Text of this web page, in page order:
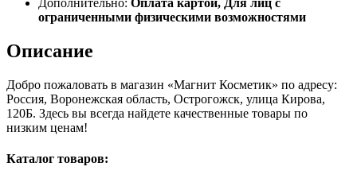
ограниченными физическими возможностями
Описание
Добро пожаловать в магазин «Магнит Косметик» по адресу:
Россия, Воронежская область, Острогожск, улица Кирова,
120Б. Здесь вы всегда найдете качественные товары по
низким ценам!
Каталог товаров: